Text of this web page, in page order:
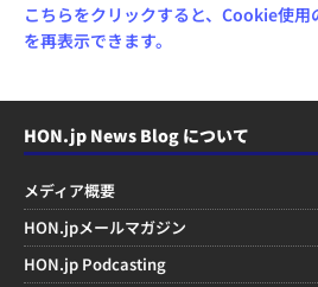
こちらをクリックすると、Cookie使
を再表示できます。
HON.jp News Blog について
メディア概要
HON.jpメールマガジン
HON.jp Podcasting